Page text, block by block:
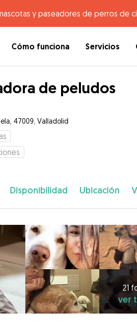
y paseadores de perros de
Cómo funciona Servicios
de peludos
47009, Valladolid
Disponibilidad Ubicación
21
ver